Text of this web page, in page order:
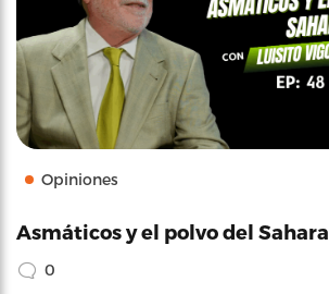
Opiniones
Asmáticos y el polvo del Sahara
0